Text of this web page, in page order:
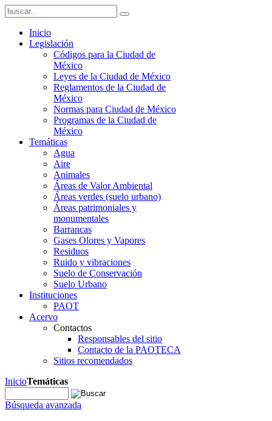
Inicio
Legislación
Códigos para la Ciudad de
México
Leyes de la Ciudad de México
Reglamentos de la Ciudad de
México
Normas para Ciudad de México
Programas de la Ciudad de
México
Temáticas
Agua
Aire
Animales
Áreas de Valor Ambiental
Áreas verdes (suelo urbano)
Áreas patrimoniales y
monumentales
Barrancas
Gases Olores y Vapores
Residuos
Ruido y vibraciones
Suelo de Conservación
Suelo Urbano
Instituciones
PAOT
Acervo
Contactos
Responsables del sitio
Contacto de la PAOTECA
Sitios recomendados
InicioTemáticas
Búsqueda avanzada